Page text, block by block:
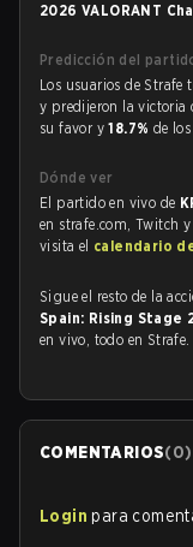
2026 VALORANT
Predicción del
Los usuarios de
y predijeron la victoria
su favor y18.7% de
Dónde ver
El partido en vivo de
en strafe.com, Twitch
visita el calendario
Sigue el resto de la
Spain: Rising Stage
en vivo, todo en Strafe.
COMENTARIOS(0)
Login para